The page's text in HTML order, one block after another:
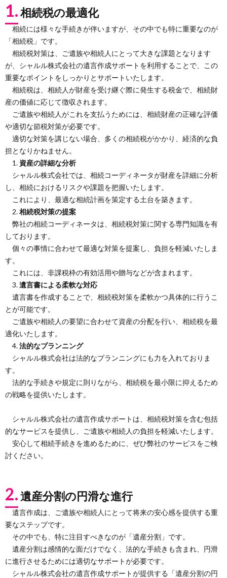
1.相続税の最適化
相続には様々な手続きが伴いますが、その中でも特に重要なのが
「相続税」です。
相続税対策は、ご遺族や相続人にとって大きな課題となります
が、シャルル株式会社の遺言作成サポートを利用することで、この
重要なポイントをしっかりとサポートいたします。
相続税は、相続人が財産を受け継ぐ際に発生する税金で、相続財
産の価値に応じて徴収されます。
ご遺族や相続人がこれを支払うためには、相続財産の正確な評価
や適切な節税対策が必要です。
適切な対策を講じない場合、多くの相続税がかかり、経済的な負
担となりかねません。
1. 資産の詳細な分析
シャルル株式会社では、相続コーディネータが財産を詳細に分析
し、相続におけるリスクや課題を把握いたします。
これにより、最適な相続計画を策定する土台を築きます。
2.相続税対策の提案
弊社の相続コーディネータは、相続税対策に関する専門知識を有
しております。
個々の事情に合わせて最適な対策を提案し、負担を軽減いたしま
す。
これには、非課税枠の有効活用や贈与などが含まれます。
3.遺言書による柔軟な対応
遺言書を作成することで、相続税対策を柔軟かつ具体的に行うこ
とが可能です。
ご遺族や相続人の要望に合わせて資産の分配を行い、相続税を最
適化いたします。
4.法的なプランニング
シャルル株式会社は法的なプランニングにも力を入れておりま
す。
法的な手続きや規定に則りながら、相続税を最小限に抑えるため
の戦略を提供いたします。
シャルル株式会社の遺言作成サポートは、相続税対策を含む包括
的なサービスを提供し、ご遺族や相続人の負担を軽減いたします。
安心して相続手続きを進めるために、ぜひ弊社のサービスをご検
討ください。
2.遺産分割の円滑な進行
遺言作成は、ご遺族や相続人にとって将来の安心感を提供する重
要なステップです。
その中でも、特に注目すべきなのが「遺産分割」です。
遺産分割は感情的な面だけでなく、法的な手続きも含まれ、円滑
に進行させるためには適切なサポートが必要です。
シャルル株式会社の遺言作成サポートが提供する「遺産分割の円